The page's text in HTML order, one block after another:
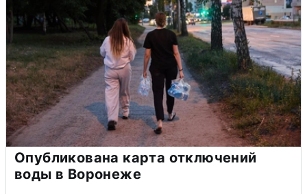
Опубликована карта отключений
воды в Воронеже